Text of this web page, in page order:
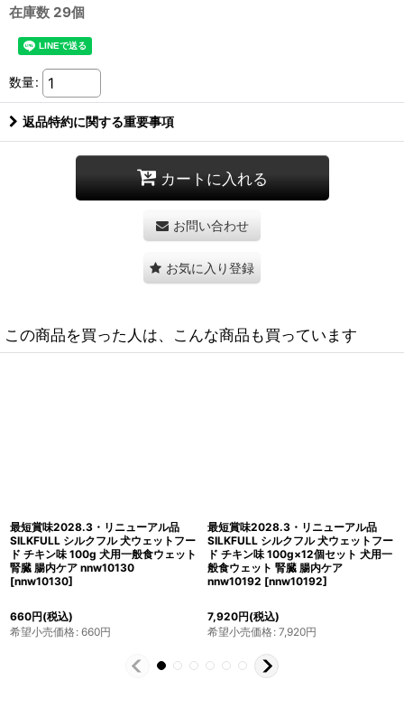
在庫数 29個
数量:
返品特約に関する重要事項
カートに入れる
お問い合わせ
お気に入り登録
この商品を買った人は、こんな商品も買っています
最短賞味2028.3・リニューアル品
SILKFULL シルクフル 犬ウェットフー
ド ビーフ味 100g×12個セット 犬用一
般食ウェット 腎臓 腸内ケア
nnw10185 [nnw10185
7,920円(税込)
希望小売価格: 7,920円
最短賞味2028.2・SILKFULL シルク
フル 犬ウェットフード タラ味
100g×12個セット 犬用一般食ウェッ
ト 腎臓 腸内ケア nnw10253
[nnw10253]
7,920円(税込)
希望小売価格: 7,920円